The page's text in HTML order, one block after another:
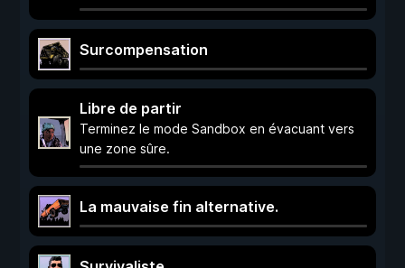
Surcompensation
Libre de partir
Terminez le mode Sandbox en évacuant vers
une zone sûre.
La mauvaise fin alternative.